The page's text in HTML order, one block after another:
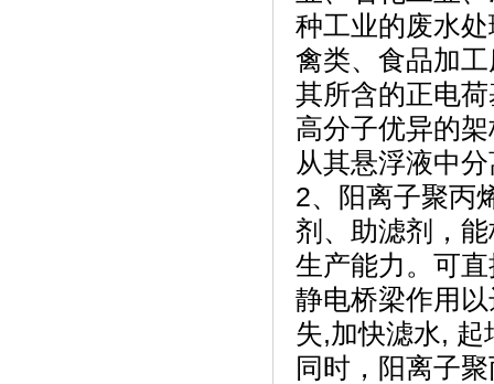
种工业的废水
禽类、食品加
其所含的正电
高分子优异的
从其悬浮液中
2、阳离子聚丙
剂、助滤剂，
生产能力。可
静电桥梁作用
失,加快滤水,
同时，阳离子